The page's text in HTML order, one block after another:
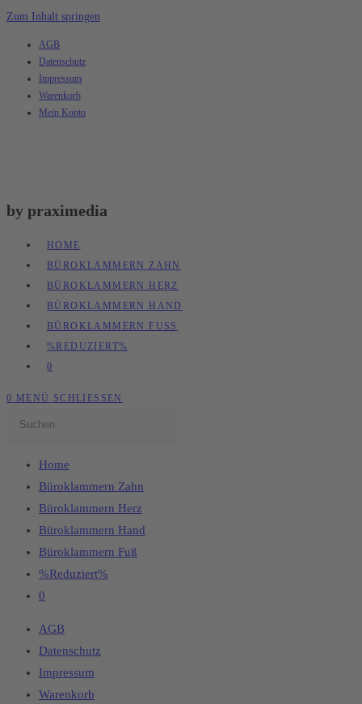
Zum Inhalt springen
AGB
Datenschutz
Impressum
Warenkorb
Mein Konto
by praximedia
HOME
BÜROKLAMMERN ZAHN
BÜROKLAMMERN HERZ
BÜROKLAMMERN HAND
BÜROKLAMMERN FUSS
%REDUZIERT%
0
0 MENÜ SCHLIESSEN
Home
Büroklammern Zahn
Büroklammern Herz
Büroklammern Hand
Büroklammern Fuß
%Reduziert%
0
AGB
Datenschutz
Impressum
Warenkorb